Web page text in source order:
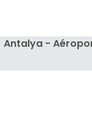
Antalya -